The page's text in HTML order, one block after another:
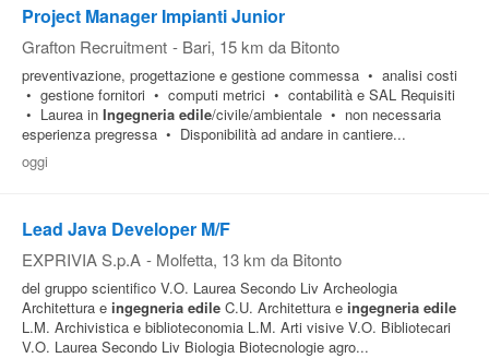
Project Manager Impianti Junior
Grafton Recruitment - Bari, 15 km da Bitonto
preventivazione, progettazione e gestione commessa • analisi costi
• gestione fornitori • computi metrici • contabilità e SAL Requisiti
• Laurea in Ingegneria edile/civile/ambientale • non necessaria
esperienza pregressa • Disponibilità ad andare in cantiere...
oggi
Lead Java Developer M/F
EXPRIVIA S.p.A - Molfetta, 13 km da Bitonto
del gruppo scientifico V.O. Laurea Secondo Liv Archeologia
Architettura e ingegneria edile C.U. Architettura e ingegneria edile
L.M. Archivistica e biblioteconomia L.M. Arti visive V.O. Bibliotecari
V.O. Laurea Secondo Liv Biologia Biotecnologie agro...